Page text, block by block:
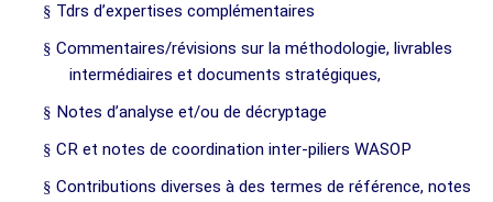
§ Tdrs d’expertises complémentaires
§ Commentaires/révisions sur la méthodologie, livrables
intermédiaires et documents stratégiques,
§ Notes d’analyse et/ou de décryptage
§ CR et notes de coordination inter-piliers WASOP
§ Contributions diverses à des termes de référence, notes